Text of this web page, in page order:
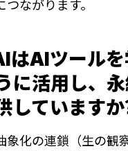
ながります。
はAIツールを
に活用し、
していますか
象化の連鎖（生の観